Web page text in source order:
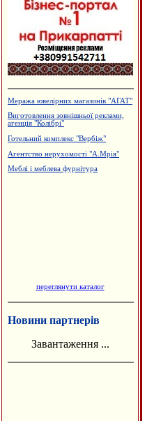
Профспілкове товариство імігрантів
Туристична агенція "Марко"
Салон-магазин "TianDe"
Готельно-ресторанний комплекс
переглянути каталог
Новини партнерів
Завантаження ...